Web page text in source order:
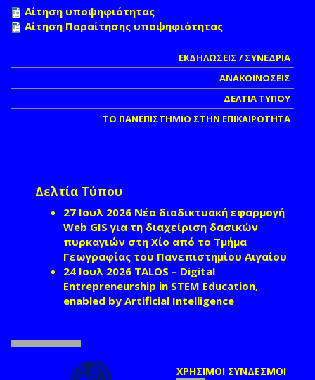
Αίτηση υποψηφιότητας
Αίτηση Παραίτησης υποψηφιότητας
ΕΚΔΗΛΩΣΕΙΣ / ΣΥΝΕΔΡΙΑ
ΑΝΑΚΟΙΝΩΣΕΙΣ
ΔΕΛΤΙΑ ΤΥΠΟΥ
ΤΟ ΠΑΝΕΠΙΣΤΗΜΙΟ ΣΤΗΝ ΕΠΙΚΑΙΡΟΤΗΤΑ
Δελτία Τύπου
27 Ιουλ 2026 Νέα διαδικτυακή εφαρμογή
Web GIS για τη διαχείριση δασικών
πυρκαγιών στη Χίο από το Τμήμα
Γεωγραφίας του Πανεπιστημίου Αιγαίου
24 Ιουλ 2026 TALOS – Digital
Entrepreneurship in STEM Education,
enabled by Artificial Intelligence
ΧΡΗΣΙΜΟΙ ΣΥΝΔΕΣΜΟΙ